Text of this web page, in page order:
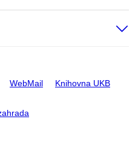
WebMail Knihovna UKB